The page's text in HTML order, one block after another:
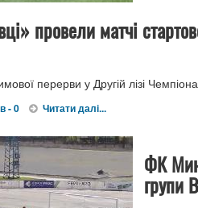
провели матчі
перерви у Другій лізі
- 0 Читати далі...
ФК
групи